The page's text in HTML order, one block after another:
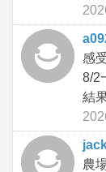
感
8/2
結
農